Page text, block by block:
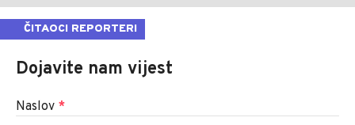
ČITAOCI REPORTERI
Dojavite nam vijest
Naslov *